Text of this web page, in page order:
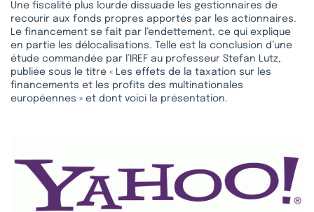
Une fiscalité plus lourde dissuade les gestionnaires de
recourir aux fonds propres apportés par les actionnaires.
Le financement se fait par l’endettement, ce qui explique
en partie les délocalisations. Telle est la conclusion d’une
étude commandée par l’IREF au professeur Stefan Lutz,
publiée sous le titre « Les effets de la taxation sur les
financements et les profits des multinationales
européennes » et dont voici la présentation.